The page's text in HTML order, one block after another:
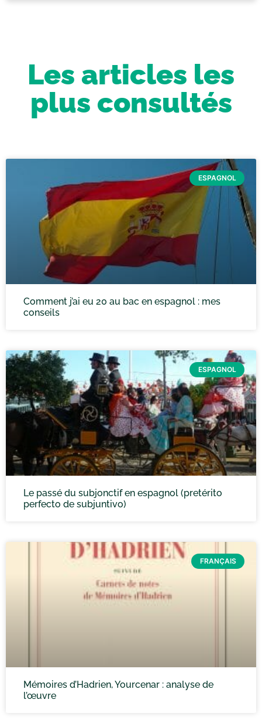
Les articles les
plus consultés
ESPAGNOL
Comment j’ai eu 20 au bac en espagnol : mes
conseils
ESPAGNOL
Le passé du subjonctif en espagnol (pretérito
perfecto de subjuntivo)
FRANÇAIS
Mémoires d’Hadrien, Yourcenar : analyse de
l’œuvre